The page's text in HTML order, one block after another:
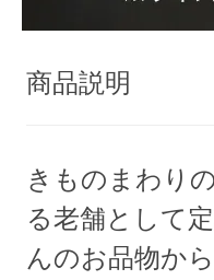
商品説明
きものまわり
る老舗として
んのお品物か